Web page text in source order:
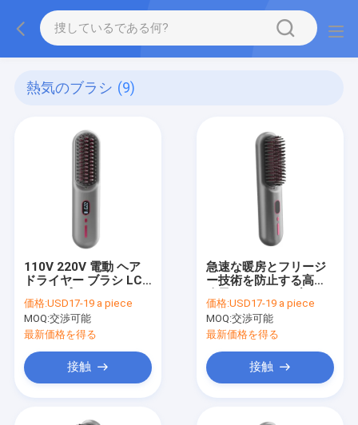
熱気のブラシ (9)
110V 220V 電動 ヘア
ドライヤー ブラシ LCD
ィブイオン技術
価格:USD17-19 a piece
MOQ:交渉可能
最新価格を得る
接触
急速な暖房とフリージ
ー技術を防止する高速
価格:USD17-19 a piece
MOQ:交渉可能
最新価格を得る
接触